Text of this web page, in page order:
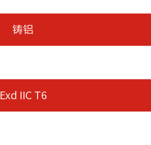
铸铝
Exd IIC T6